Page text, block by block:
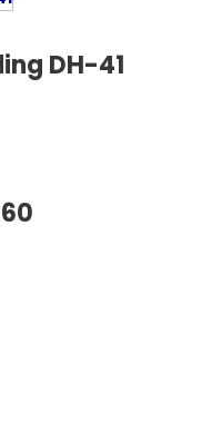
DH-41